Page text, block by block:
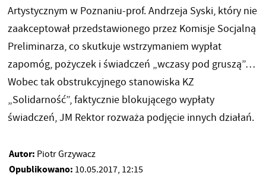
Artystycznym w Poznaniu-prof. Andrzeja Syski, który nie
zaakceptował przedstawionego przez Komisje Socjalną
Preliminarza, co skutkuje wstrzymaniem wypłat
zapomóg, pożyczek i świadczeń „wczasy pod gruszą”…
Wobec tak obstrukcyjnego stanowiska KZ
„Solidarność”, faktycznie blokującego wypłaty
świadczeń, JM Rektor rozważa podjęcie innych działań.
Autor: Piotr Grzywacz
Opublikowano: 10.05.2017, 12:15